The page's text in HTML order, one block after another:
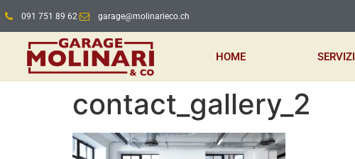
091 751 89 62 garage@molinarieco.ch
HOME SERVIZI
contact_gallery_2